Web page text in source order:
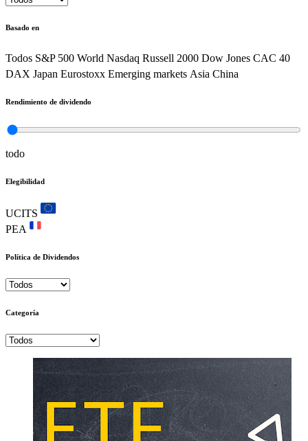
Basado en
Todos S&P 500 World Nasdaq Russell 2000 Dow Jones CAC 40
DAX Japan Eurostoxx Emerging markets Asia China
Rendimiento de dividendo
todo
Elegibilidad
UCITS
PEA
Política de Dividendos
Categoría